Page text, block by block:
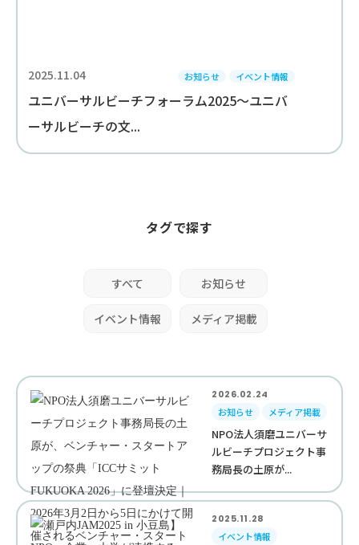
2025.11.04 お知らせ イベント情報
ユニバーサルビーチフォーラム2025～ユニバ
ーサルビーチの文...
タグで探す
すべて お知らせ
イベント情報 メディア掲載
2026.02.24
お知らせ
メディア掲載
NPO法人須磨ユニバーサ
ルビーチプロジェクト事
務局長の土原が...
2025.11.28
イベント情報